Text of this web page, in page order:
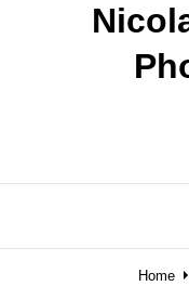
Home